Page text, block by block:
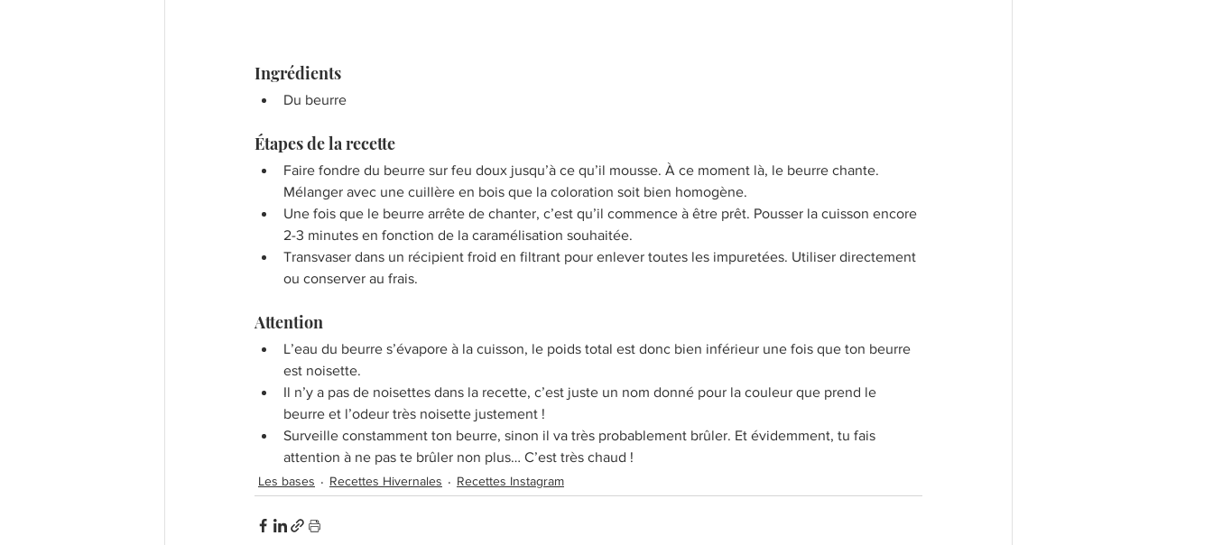
Ingrédients
Du beurre
Étapes de la recette
Faire fondre du beurre sur feu doux jusqu’à ce qu’il mousse. À ce moment là, le beurre chante.
Mélanger avec une cuillère en bois que la coloration soit bien homogène.
Une fois que le beurre arrête de chanter, c’est qu’il commence à être prêt. Pousser la cuisson encore
2-3 minutes en fonction de la caramélisation souhaitée.
Transvaser dans un récipient froid en filtrant pour enlever toutes les impuretées. Utiliser directement
ou conserver au frais.
Attention
L’eau du beurre s’évapore à la cuisson, le poids total est donc bien inférieur une fois que ton beurre
est noisette.
Il n’y a pas de noisettes dans la recette, c’est juste un nom donné pour la couleur que prend le
beurre et l’odeur très noisette justement !
Surveille constamment ton beurre, sinon il va très probablement brûler. Et évidemment, tu fais
attention à ne pas te brûler non plus… C’est très chaud !
Les bases Recettes Hivernales Recettes Instagram